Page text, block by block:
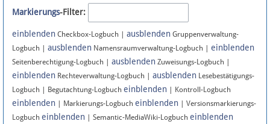
Bluesky
Facebook
Instagram
Anmelden
Markierungs-Filter:
einblenden Checkbox-Logbuch | ausblenden Gruppenverwaltung-
Logbuch | ausblenden Namensraumverwaltung-Logbuch | einblenden
Seitenberechtigung-Logbuch | ausblenden Zuweisungs-Logbuch |
einblenden Rechteverwaltung-Logbuch | ausblenden Lesebestätigungs-
Logbuch | Begutachtung-Logbuch einblenden | Kontroll-Logbuch
einblenden | Markierungs-Logbuch einblenden | Versionsmarkierungs-
Logbuch einblenden | Semantic-MediaWiki-Logbuch einblenden